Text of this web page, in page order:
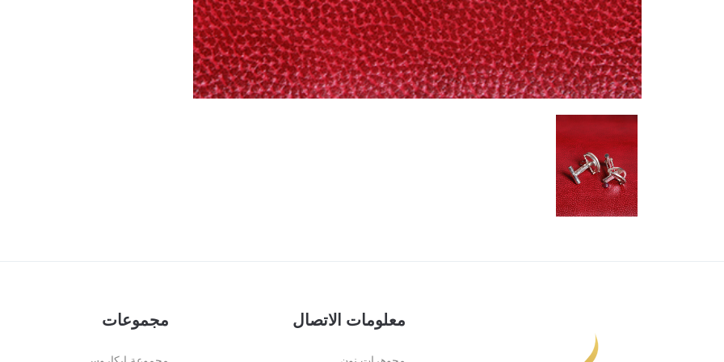
معلومات الاتصال مجموعات